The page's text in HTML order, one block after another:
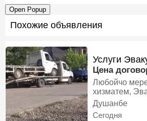
Open Popup
Похожие объявления
Услуги
Цена
Любойчо
хизматем,
Душанбе
Сегодня